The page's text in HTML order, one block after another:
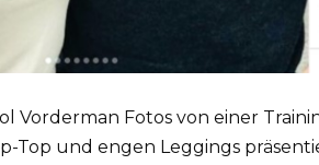
Vorderman Fotos von einer
Top und engen Leggings